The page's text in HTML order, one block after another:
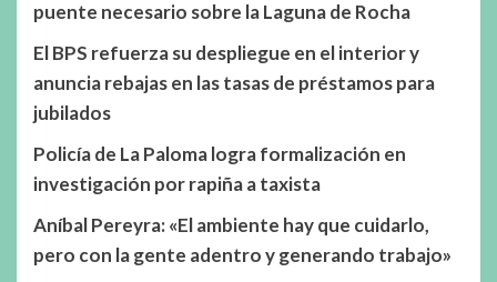
puente necesario sobre la Laguna de Rocha
El BPS refuerza su despliegue en el interior y
anuncia rebajas en las tasas de préstamos para
jubilados
Policía de La Paloma logra formalización en
investigación por rapiña a taxista
Aníbal Pereyra: «El ambiente hay que cuidarlo,
pero con la gente adentro y generando trabajo»